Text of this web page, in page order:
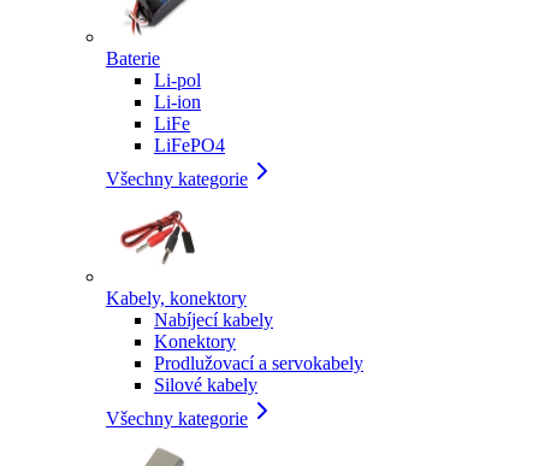
Baterie
Li-pol
Li-ion
LiFe
LiFePO4
Všechny kategorie
Kabely, konektory
Nabíjecí kabely
Konektory
Prodlužovací a servokabely
Silové kabely
Všechny kategorie